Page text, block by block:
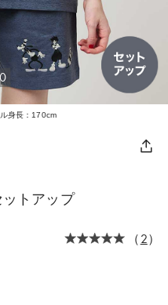
身長：170cm
トアップ
（2）